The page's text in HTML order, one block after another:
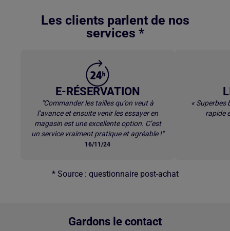
Les clients parlent de nos
services *
E-RÉSERVATION
"Commander les tailles qu’on veut à
l’avance et ensuite venir les essayer en
magasin est une excellente option. C’est
un service vraiment pratique et agréable !"
16/11/24
« Superbes
rapide
* Source : questionnaire post-achat
Gardons le contact